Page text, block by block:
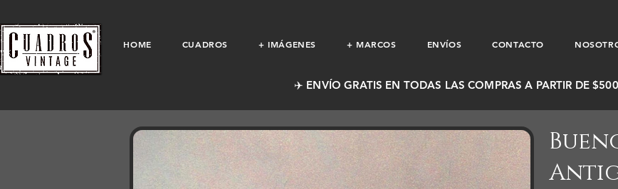
HOME CUADROS + IMÁGENES + MARCOS ENVÍOS CONTACTO
✈️ ENVÍO GRATIS EN TODAS LAS COMPRAS A PARTIR DE